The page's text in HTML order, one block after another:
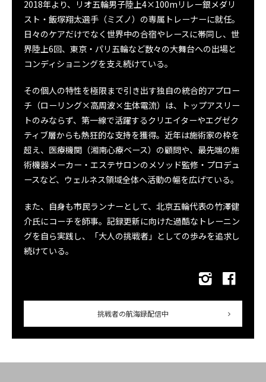
2018年より、リオ五輪男子陸上4×100mリレー銀メダリ
スト・飯塚翔太選手（ミズノ）の専属トレーナーに就任。
日々のケアだけでなく世界中の合宿やレースに帯同し、世
界陸上6回、東京・パリ五輪など数々の大舞台への出場と
コンディショニングを支え続けている。
その個人の特性を極限まで引き出す独自の統合的アプロー
チ（ローリング×高周波×生体電流）は、トップアスリー
トのみならず、第一線で活躍するクリエイターやエグゼク
ティブ層からも熱狂的な支持を獲得。近年は施術家の枠を
超え、医療機関（湘南心療ベース）の顧問や、最先端の施
術機器メーカー・エステサロンのメソッド監修・プロデュ
ースなど、ウェルネス領域全体へ活動の幅を広げている。
また、自身も市民ランナーとして、北京五輪代表の竹澤健
介氏にコーチを師事。記録更新に向けた過酷なトレーニン
グを自ら実践し、「大人の挑戦者」としての歩みを追求し
続けている。
挑戦者の航海録配信中